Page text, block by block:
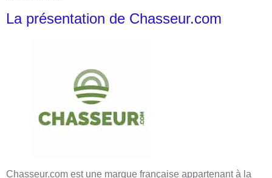
La présentation de Chasseur.com
Chasseur.com est une marque française appartenant à la